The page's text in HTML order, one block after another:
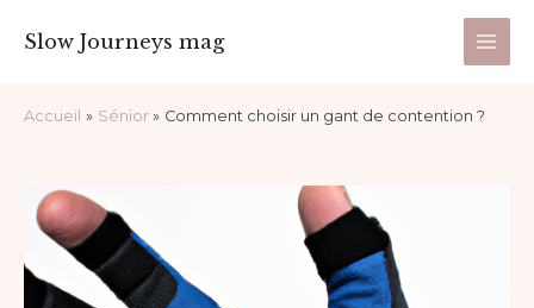
Slow Journeys mag
Main
Accueil Sénior Comment choisir un gant de contention ?
des